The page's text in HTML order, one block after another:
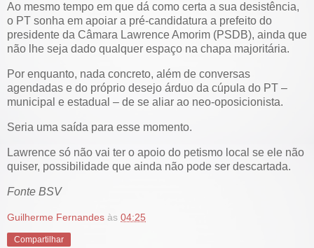
Ao mesmo tempo em que dá como certa a sua desistência,
o PT sonha em apoiar a pré-candidatura a prefeito do
presidente da Câmara Lawrence Amorim (PSDB), ainda que
não lhe seja dado qualquer espaço na chapa majoritária.
Por enquanto, nada concreto, além de conversas
agendadas e do próprio desejo árduo da cúpula do PT –
municipal e estadual – de se aliar ao neo-oposicionista.
Seria uma saída para esse momento.
Lawrence só não vai ter o apoio do petismo local se ele não
quiser, possibilidade que ainda não pode ser descartada.
Fonte BSV
Guilherme Fernandes às 04:25
Compartilhar